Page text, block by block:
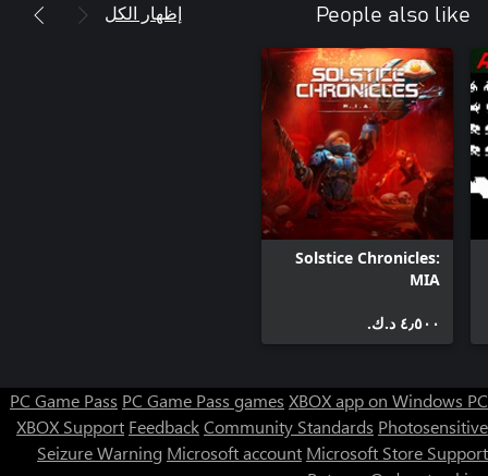
People also like إظهار الكل
Solstice Chronicles:
MIA
٤٫٥٠٠ د.ك.‏
PC Game Pass PC Game Pass games XBOX app on Windows PC
XBOX Support FeedbackCommunity Standards Photosensitive
Seizure Warning Microsoft account Microsoft Store Support